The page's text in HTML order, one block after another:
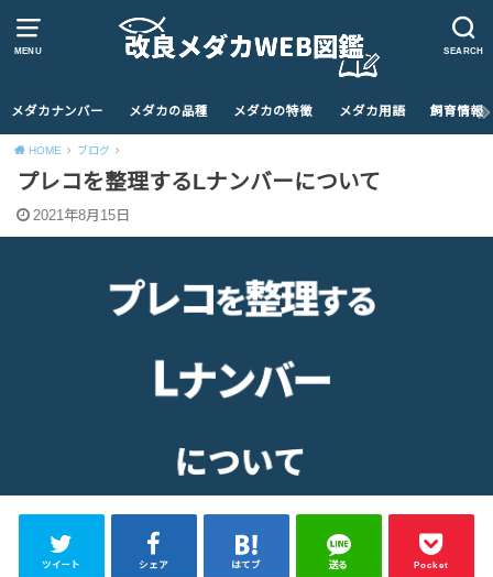
MENU SEARCH
メダカナンバー メダカの品種 メダカの特徴 メダカ用語 飼育情報
HOME ブログ
プレコを整理するLナンバーについて
2021年8月15日
ツイート シェア はてブ 送る Pocket